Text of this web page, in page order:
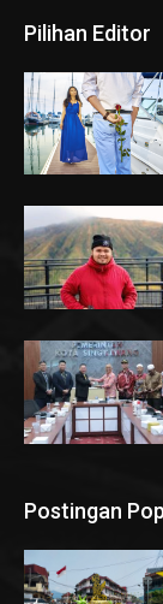
Pilihan Editor
Postingan